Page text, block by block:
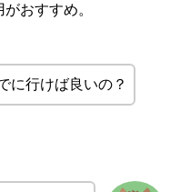
おすすめ。
に行けば良いの？